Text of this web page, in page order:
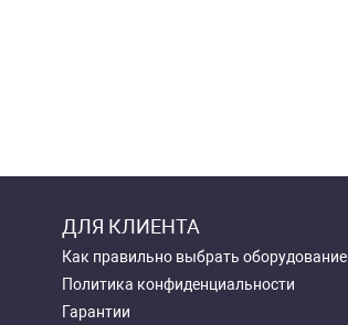
ДЛЯ КЛИЕНТА
Как правильно выбрать оборудование
Политика конфиденциальности
Гарантии